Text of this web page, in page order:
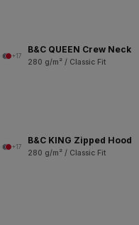
+17
B&C QUEEN Crew Neck
280 g/m² / Classic Fit
+17
B&C KING Zipped Hood
280 g/m² / Classic Fit